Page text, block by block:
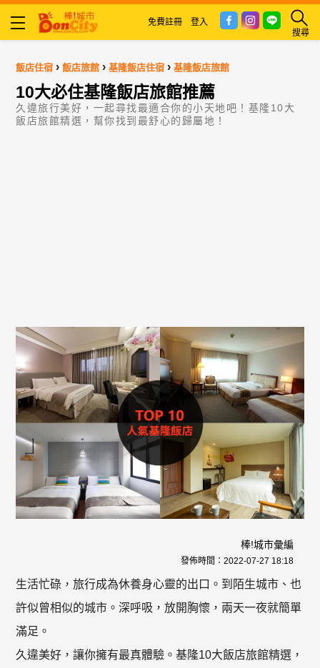
搜尋
免費註冊 登入
飯店住宿 ›飯店旅館 ›基隆飯店住宿 ›基隆飯店旅館
10大必住基隆飯店旅館推薦
久違旅行美好，一起尋找最適合你的小天地吧！基隆10大
飯店旅館精選，幫你找到最舒心的歸屬地！
棒!城市彙編
發佈時間： 2022-07-27 18:18
生活忙碌，旅行成為休養身心靈的出口。到陌生城市、也
許似曾相似的城市。深呼吸，放開胸懷，兩天一夜就簡單
滿足。
久違美好，讓你擁有最真體驗。基隆10大飯店旅館精選，